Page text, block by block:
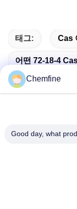
태그: Cas
어떤 72-18-4
Chemfine
Good day, what